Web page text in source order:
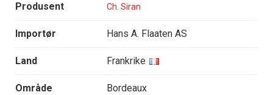
Produsent Ch. Siran
Importør Hans A. Flaaten AS
Land Frankrike
Område Bordeaux